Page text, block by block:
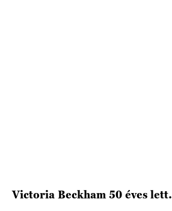
Victoria Beckham 50 éves lett.